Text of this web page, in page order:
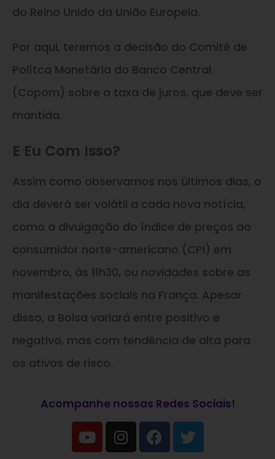
do Reino Unido da União Europeia.
Por aqui, teremos a decisão do Comitê de
Polítca Monetária do Banco Central
(Copom) sobre a taxa de juros, que deve ser
mantida.
E Eu Com Isso?
Assim como observamos nos últimos dias, o
dia deverá ser volátil a cada nova notícia,
como a divulgação do índice de preços ao
consumidor norte-americano (CPI) em
novembro, às 11h30, ou novidades sobre as
manifestações sociais na França. Apesar
disso, a Bolsa variará entre positivo e
negativo, mas com tendência de alta para
os ativos de risco.
Acompanhe nossas Redes Sociais!